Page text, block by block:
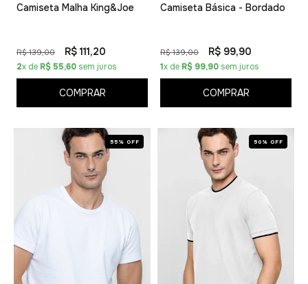
Camiseta Malha King&Joe
R$ 139,00 R$ 111,20
2x de R$ 55,60 sem juros
COMPRAR
Camiseta Básica - Bordado
R$ 139,00 R$ 99,90
1x de R$ 99,90 sem juros
COMPRAR
55% OFF 50% OFF